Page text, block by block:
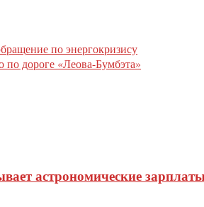
по энергокризису
по дороге «Леова-Бумбэта»
астрономические